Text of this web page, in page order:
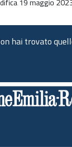
19 maggio
hai trovato